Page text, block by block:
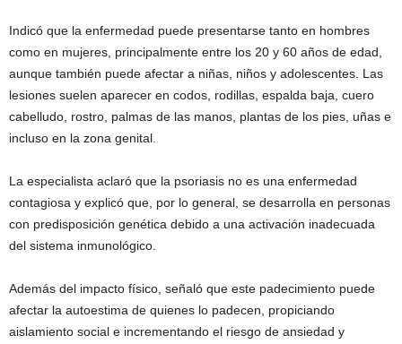
Indicó que la enfermedad puede presentarse tanto en hombres
como en mujeres, principalmente entre los 20 y 60 años de edad,
aunque también puede afectar a niñas, niños y adolescentes. Las
lesiones suelen aparecer en codos, rodillas, espalda baja, cuero
cabelludo, rostro, palmas de las manos, plantas de los pies, uñas e
incluso en la zona genital.
La especialista aclaró que la psoriasis no es una enfermedad
contagiosa y explicó que, por lo general, se desarrolla en personas
con predisposición genética debido a una activación inadecuada
del sistema inmunológico.
Además del impacto físico, señaló que este padecimiento puede
afectar la autoestima de quienes lo padecen, propiciando
aislamiento social e incrementando el riesgo de ansiedad y